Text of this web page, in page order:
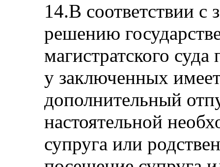
14.В соответствии с
решению
магистратского
у заключенных
дополнительный
настоятельной
супруга или